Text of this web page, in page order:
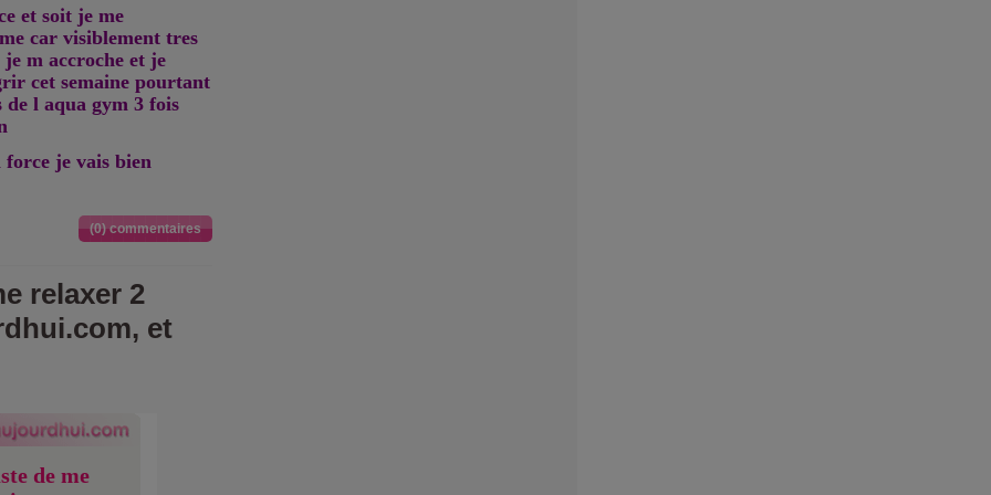
et soit je me
car visiblement tres
m accroche et je
cet semaine pourtant
l aqua gym 3 fois
force je vais bien
(0) commentaires
relaxer 2
et
de me